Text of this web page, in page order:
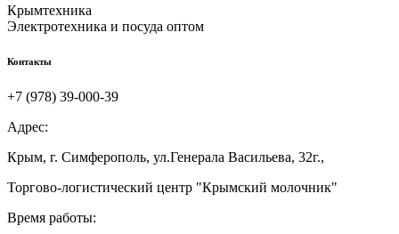
Крымтехника
Электротехника и посуда оптом
Контакты
+7 (978) 39-000-39
Адрес:
Крым, г. Симферополь, ул.Генерала Васильева, 32г.,
Торгово-логистический центр "Крымский молочник"
Время работы: